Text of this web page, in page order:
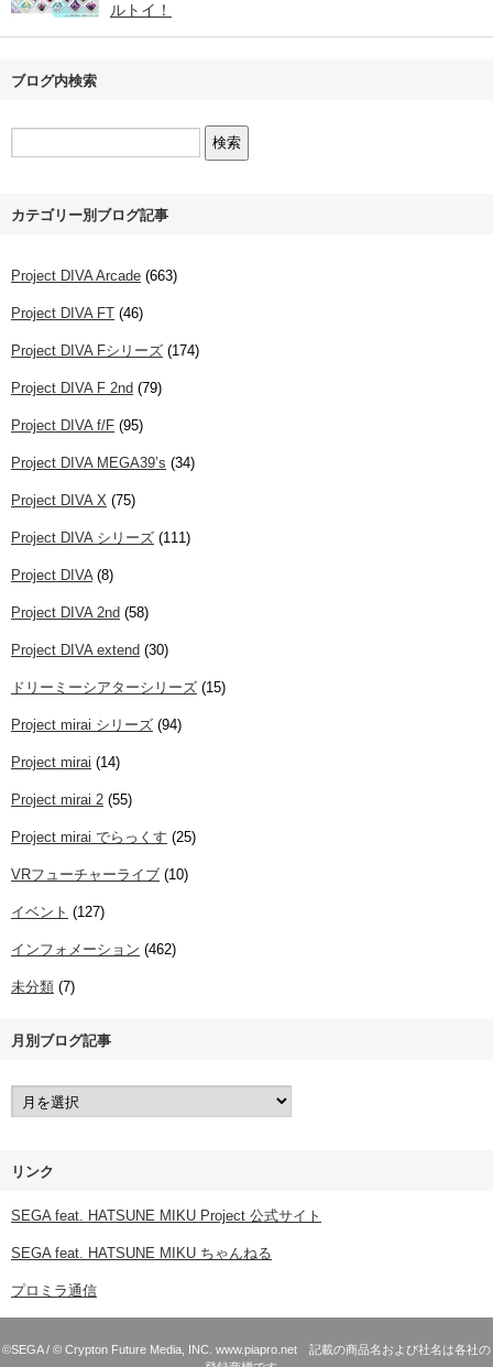
ルトイ！
ブログ内検索
カテゴリー別ブログ記事
Project DIVA Arcade (663)
Project DIVA FT (46)
Project DIVA Fシリーズ (174)
Project DIVA F 2nd (79)
Project DIVA f/F (95)
Project DIVA MEGA39’s (34)
Project DIVA X (75)
Project DIVA シリーズ (111)
Project DIVA(8)
Project DIVA 2nd (58)
Project DIVA extend (30)
ドリーミーシアターシリーズ (15)
Project mirai シリーズ (94)
Project mirai (14)
Project mirai 2 (55)
Project mirai でらっくす (25)
VRフューチャーライブ (10)
イベント (127)
インフォメーション (462)
未分類 (7)
月別ブログ記事
リンク
SEGA feat. HATSUNE MIKU Project 公式サイト
SEGA feat. HATSUNE MIKU ちゃんねる
プロミラ通信
©SEGA / © Crypton Future Media, INC. www.piapro.net 記載の商品名および社名は各社の